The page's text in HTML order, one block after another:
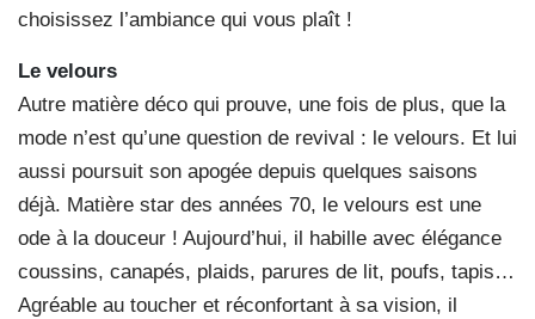
choisissez l’ambiance qui vous plaît !
Le velours
Autre matière déco qui prouve, une fois de plus, que la
mode n’est qu’une question de revival : le velours. Et lui
aussi poursuit son apogée depuis quelques saisons
déjà. Matière star des années 70, le velours est une
ode à la douceur ! Aujourd’hui, il habille avec élégance
coussins, canapés, plaids, parures de lit, poufs, tapis…
Agréable au toucher et réconfortant à sa vision, il